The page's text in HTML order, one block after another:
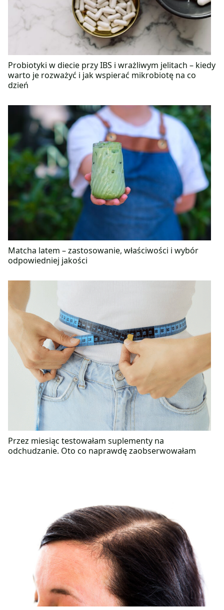
Probiotyki w diecie przy IBS i wrażliwym jelitach – kiedy
warto je rozważyć i jak wspierać mikrobiotę na co
dzień
Matcha latem – zastosowanie, właściwości i wybór
odpowiedniej jakości
Przez miesiąc testowałam suplementy na
odchudzanie. Oto co naprawdę zaobserwowałam